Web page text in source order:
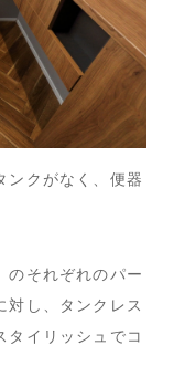
ンクがなく、便器
のそれぞれのパー
対し、タンクレス
タイリッシュでコ